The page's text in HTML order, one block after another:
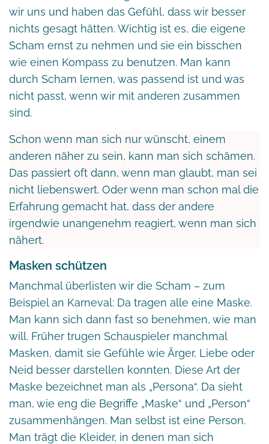
wir uns und haben das Gefühl, dass wir besser
nichts gesagt hätten. Wichtig ist es, die eigene
Scham ernst zu nehmen und sie ein bisschen
wie einen Kompass zu benutzen. Man kann
durch Scham lernen, was passend ist und was
nicht passt, wenn wir mit anderen zusammen
sind.
Schon wenn man sich nur wünscht, einem
anderen näher zu sein, kann man sich schämen.
Das passiert oft dann, wenn man glaubt, man sei
nicht liebenswert. Oder wenn man schon mal die
Erfahrung gemacht hat, dass der andere
irgendwie unangenehm reagiert, wenn man sich
nähert.
Masken schützen
Manchmal überlisten wir die Scham – zum
Beispiel an Karneval: Da tragen alle eine Maske.
Man kann sich dann fast so benehmen, wie man
will. Früher trugen Schauspieler manchmal
Masken, damit sie Gefühle wie Ärger, Liebe oder
Neid besser darstellen konnten. Diese Art der
Maske bezeichnet man als „Persona“. Da sieht
man, wie eng die Begriffe „Maske“ und „Person“
zusammenhängen. Man selbst ist eine Person.
Man trägt die Kleider, in denen man sich